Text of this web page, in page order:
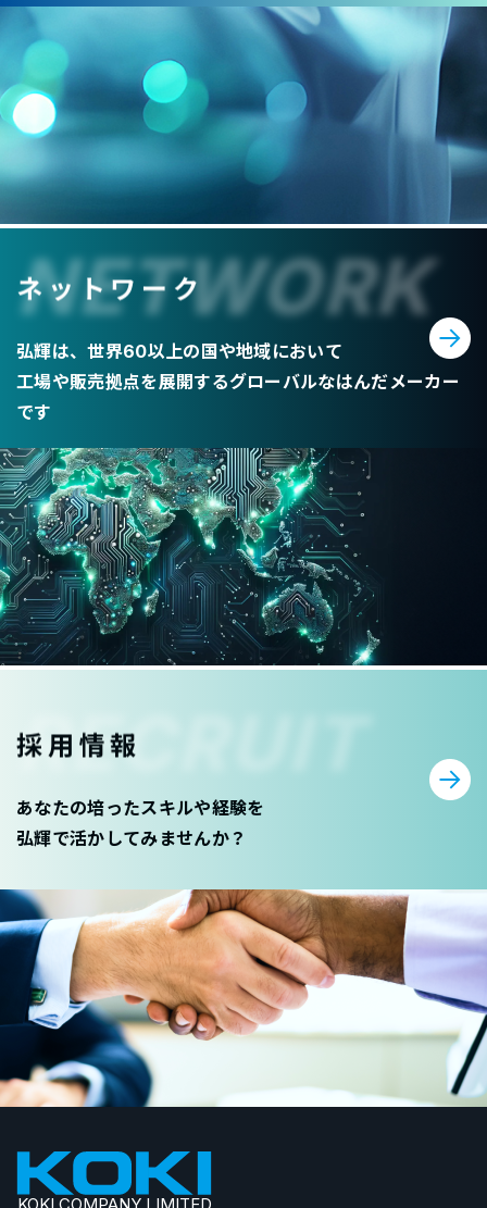
NETWORK
ネットワーク
弘輝は、世界60以上の国や地域において
工場や販売拠点を展開するグローバルなはんだメーカー
です
RECRUIT
採用情報
あなたの培ったスキルや経験を
弘輝で活かしてみませんか？
KOKI COMPANY LIMITED